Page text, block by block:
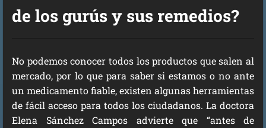
de los gurús y sus remedios?
No podemos conocer todos los productos que salen al
mercado, por lo que para saber si estamos o no ante
un medicamento fiable, existen algunas herramientas
de fácil acceso para todos los ciudadanos. La doctora
Elena Sánchez Campos advierte que “antes de